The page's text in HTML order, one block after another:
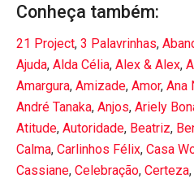
Conheça também:
21 Project, 3 Palavrinhas,
Ajuda, Alda Célia, Alex & Alex,
Amargura, Amizade, Amor, Ana
André Tanaka, Anjos, Ariely
Atitude, Autoridade, Beatriz,
Calma, Carlinhos Félix, Casa
Cassiane, Celebração, Certeza,